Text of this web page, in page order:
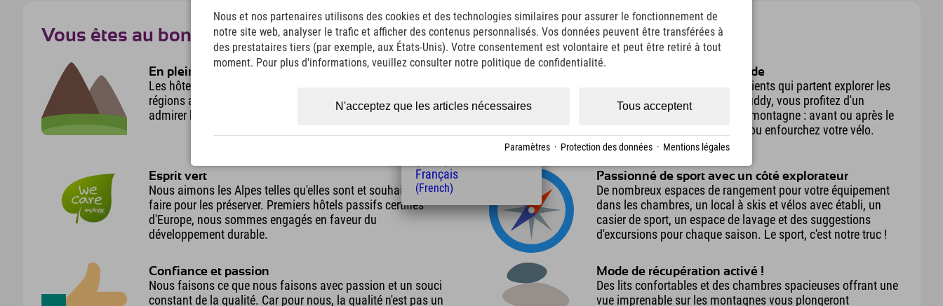
Vous êtes au bon endroit !
En plein cœur des plus belles régions alpines
Les hôtels Explorer sont situés dans 12 des plus belles
régions alpines d'Autriche et d'Allemagne. Ici, vous pouvez
admirer les Alpes dans toute leur splendeur, 365 jours par an.
Sur la même longueur d'onde
Ce ne sont pas seulement les clients qui partent explorer les
environs. En tant qu'Explorer Buddy, vous profitez d'un
équilibre parfait entre travail et montagne : avant ou après le
travail, vous dévalez les pistes ou enfourchez votre vélo.
Esprit vert
Nous aimons les Alpes telles qu'elles sont et souhaitons tout
faire pour les préserver. Premiers hôtels passifs certifiés
d'Europe, nous sommes engagés en faveur du
développement durable.
Passionné de sport avec un côté explorateur
De nombreux espaces de rangement pour votre équipement
dans les chambres, un local à skis et vélos avec établi, un
casier de sport, un espace de lavage et des suggestions
d'excursions pour chaque saison. Le sport, c'est notre truc !
Confiance et passion
Nous faisons ce que nous faisons avec passion et un souci
constant de la qualité. Car pour nous, la qualité n'est pas un
Mode de récupération activé !
Des lits confortables et des chambres spacieuses offrant une
vue imprenable sur les montagnes vous plongeront
Nous et nos partenaires utilisons des cookies et des technologies similaires pour assurer le fonctionnement de
notre site web, analyser le trafic et afficher des contenus personnalisés. Vos données peuvent être transférées à
des prestataires tiers (par exemple, aux États-Unis). Votre consentement est volontaire et peut être retiré à tout
moment. Pour plus d'informations, veuillez consulter notre politique de confidentialité.
Tous acceptent
N'acceptez que les articles nécessaires
Paramètres · Protection des données · Mentions légales
(English)
Italiano
(Italian)
Čeština
(Polish)
(Hungarian)
Français
(French)